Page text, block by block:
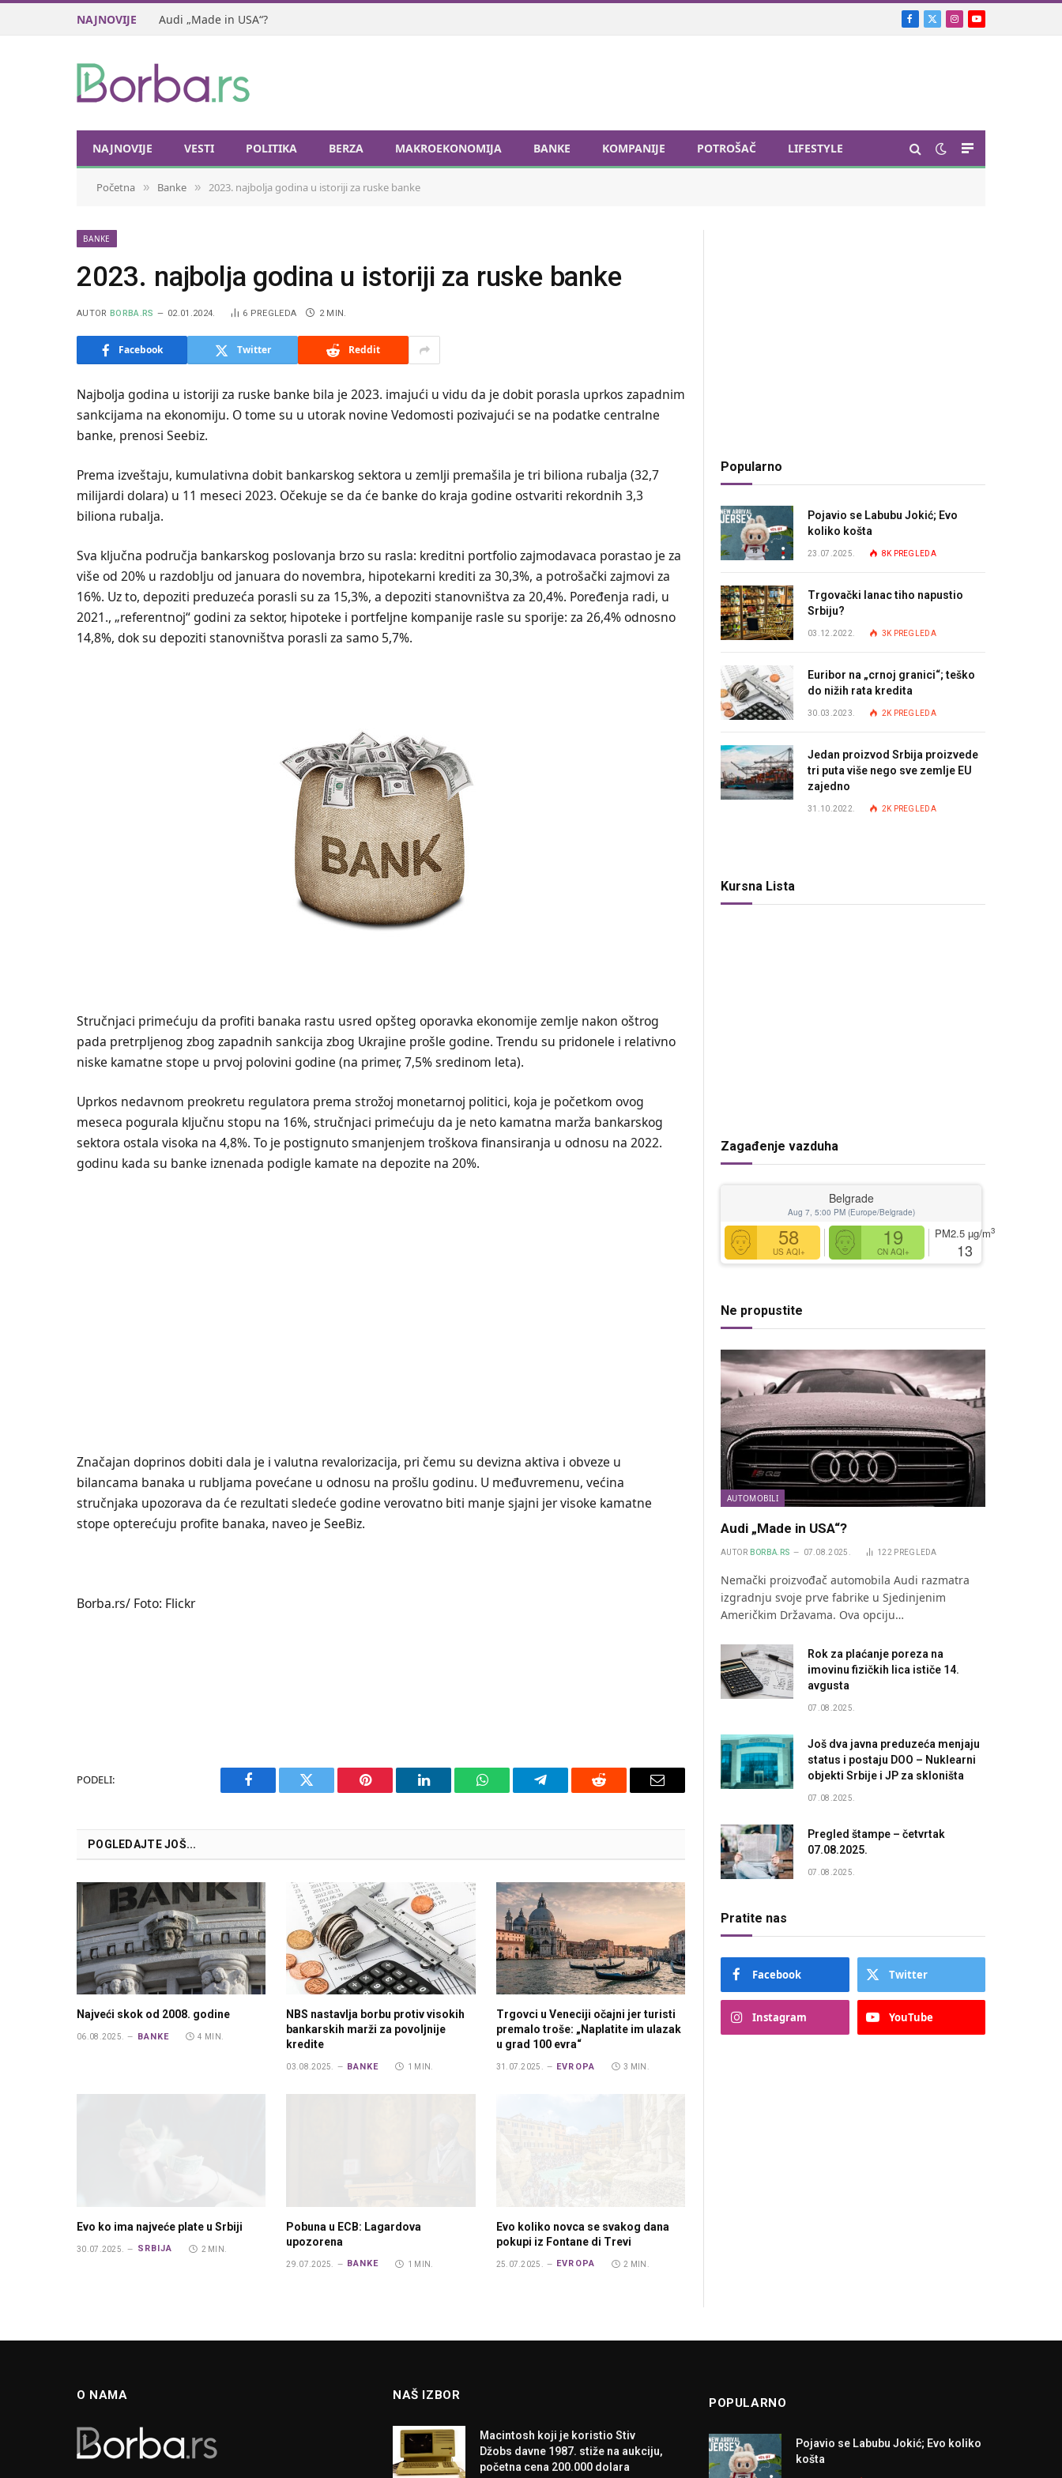
NAJNOVIJE Audi „Made in USA“? Facebook
X
Instagram
YouTube
NAJNOVIJE VESTI POLITIKA BERZA MAKROEKONOMIJA BANKE KOMPANIJE POTROŠAČ LIFESTYLE
Početna » Banke » 2023. najbolja godina u istoriji za ruske banke
BANKE
2023. najbolja godina u istoriji za ruske banke
AUTOR BORBA.RS 02.01.2024. 6 PREGLEDA 2 MIN.
Facebook Twitter Reddit
Najbolja godina u istoriji za ruske banke bila je 2023. imajući u vidu da je dobit porasla uprkos zapadnim
sankcijama na ekonomiju. O tome su u utorak novine Vedomosti pozivajući se na podatke centralne
banke, prenosi Seebiz.
Prema izveštaju, kumulativna dobit bankarskog sektora u zemlji premašila je tri biliona rubalja (32,7
milijardi dolara) u 11 meseci 2023. Očekuje se da će banke do kraja godine ostvariti rekordnih 3,3
biliona rubalja.
Sva ključna područja bankarskog poslovanja brzo su rasla: kreditni portfolio zajmodavaca porastao je za
više od 20% u razdoblju od januara do novembra, hipotekarni krediti za 30,3%, a potrošački zajmovi za
16%. Uz to, depoziti preduzeća porasli su za 15,3%, a depoziti stanovništva za 20,4%. Poređenja radi, u
2021., „referentnoj“ godini za sektor, hipoteke i portfeljne kompanije rasle su sporije: za 26,4% odnosno
14,8%, dok su depoziti stanovništva porasli za samo 5,7%.
Stručnjaci primećuju da profiti banaka rastu usred opšteg oporavka ekonomije zemlje nakon oštrog
pada pretrpljenog zbog zapadnih sankcija zbog Ukrajine prošle godine. Trendu su pridonele i relativno
niske kamatne stope u prvoj polovini godine (na primer, 7,5% sredinom leta).
Uprkos nedavnom preokretu regulatora prema strožoj monetarnoj politici, koja je početkom ovog
meseca pogurala ključnu stopu na 16%, stručnjaci primećuju da je neto kamatna marža bankarskog
sektora ostala visoka na 4,8%. To je postignuto smanjenjem troškova finansiranja u odnosu na 2022.
godinu kada su banke iznenada podigle kamate na depozite na 20%.
Značajan doprinos dobiti dala je i valutna revalorizacija, pri čemu su devizna aktiva i obveze u
bilancama banaka u rubljama povećane u odnosu na prošlu godinu. U međuvremenu, većina
stručnjaka upozorava da će rezultati sledeće godine verovatno biti manje sjajni jer visoke kamatne
stope opterećuju profite banaka, naveo je SeeBiz.
Borba.rs/ Foto: Flickr
PODELI:
Facebook Twitter Pinterest LinkedIn WhatsAppTelegram Reddit Email
POGLEDAJTE JOŠ...
Najveći skok od 2008. godine
06.08.2025. BANKE 4 MIN.
NBS nastavlja borbu protiv visokih
bankarskih marži za povoljnije
kredite
03.08.2025. BANKE 1 MIN.
Trgovci u Veneciji očajni jer turisti
premalo troše: „Naplatite im ulazak
u grad 100 evra“
31.07.2025. EVROPA 3 MIN.
Evo ko ima najveće plate u Srbiji
30.07.2025. SRBIJA 2 MIN.
Pobuna u ECB: Lagardova
upozorena
29.07.2025. BANKE 1 MIN.
Evo koliko novca se svakog dana
pokupi iz Fontane di Trevi
25.07.2025. EVROPA 2 MIN.
Popularno
Pojavio se Labubu Jokić; Evo
koliko košta
23.07.2025. 8K PREGLEDA
Trgovački lanac tiho napustio
Srbiju?
03.12.2022. 3K PREGLEDA
Euribor na „crnoj granici“; teško
do nižih rata kredita
30.03.2023. 2K PREGLEDA
Jedan proizvod Srbija proizvede
tri puta više nego sve zemlje EU
zajedno
31.10.2022. 2K PREGLEDA
Kursna Lista
Zagađenje vazduha
Belgrade
Aug 7, 5:00 PM (Europe/Belgrade)
58
US AQI+
19
CN AQI+
PM2.5 µg/m3
13
Ne propustite
AUTOMOBILI
Audi „Made in USA“?
AUTOR BORBA.RS 07.08.2025. 122 PREGLEDA
Nemački proizvođač automobila Audi razmatra
izgradnju svoje prve fabrike u Sjedinjenim
Američkim Državama. Ova opciju…
Rok za plaćanje poreza na
imovinu fizičkih lica ističe 14.
avgusta
07.08.2025.
Još dva javna preduzeća menjaju
status i postaju DOO – Nuklearni
objekti Srbije i JP za skloništa
07.08.2025.
Pregled štampe – četvrtak
07.08.2025.
07.08.2025.
Pratite nas
Facebook Twitter
Instagram YouTube
O NAMA NAŠ IZBOR
Macintosh koji je koristio Stiv
Džobs davne 1987. stiže na aukciju,
početna cena 200.000 dolara
POPULARNO
Pojavio se Labubu Jokić; Evo koliko
košta